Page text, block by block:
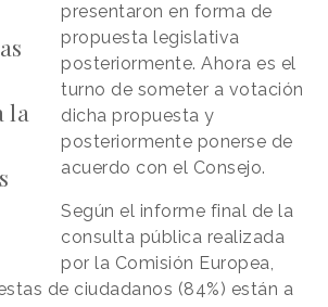
la
presentaron en forma de
propuesta legislativa
posteriormente. Ahora es el
turno de someter a votación
dicha propuesta y
posteriormente ponerse de
acuerdo con el Consejo.
Según el informe final de la
consulta pública realizada
por la Comisión Europea,
de ciudadanos (84%) están a